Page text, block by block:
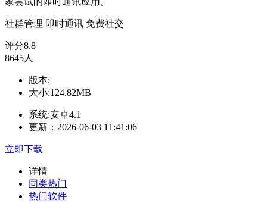
社群管理 即时通讯 免费社交
评分8.8
8645人
版本:
大小:124.82MB
系统:安卓4.1
更新：2026-06-03 11:41:06
立即下载
详情
同类热门
热门软件